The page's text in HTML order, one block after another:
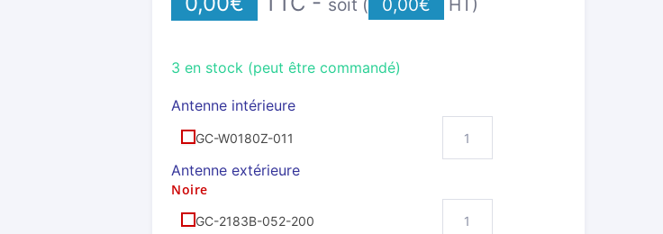
soit ( 0,00€ HT)
3 en stock (peut être commandé)
Antenne intérieure
GC-W0180Z-011
Antenne extérieure
Noire
GC-2183B-052-200